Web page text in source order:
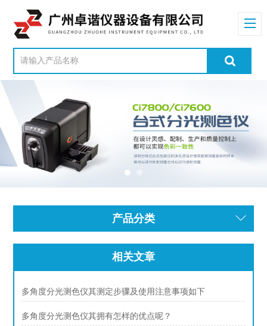
产品分类
相关文章
多角度分光测色仪其测定步骤及使用注意事项如下
多角度分光测色仪其拥有怎样的优点呢？